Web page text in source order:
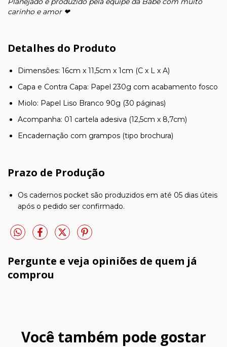
carinho e amor ❤
Detalhes do Produto
Dimensões: 16cm x 11,5cm x 1cm ​(C x L x A)
Capa e Contra Capa: Papel 230g com acabamento fosco
Miolo: Papel Liso Branco 90g (30 páginas)
Acompanha: 01 cartela adesiva (12,5cm x 8,7cm)
Encadernação com grampos (tipo brochura)
Prazo de Produção
Os cadernos pocket são produzidos em até 05 dias úteis
após o pedido ser confirmado.
Pergunte e veja opiniões de quem já
comprou
Você também pode gostar